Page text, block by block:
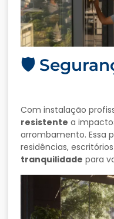
🛡️
Com instalação
resistente a
arrombamento. Essa
residências,
tranquilidade para